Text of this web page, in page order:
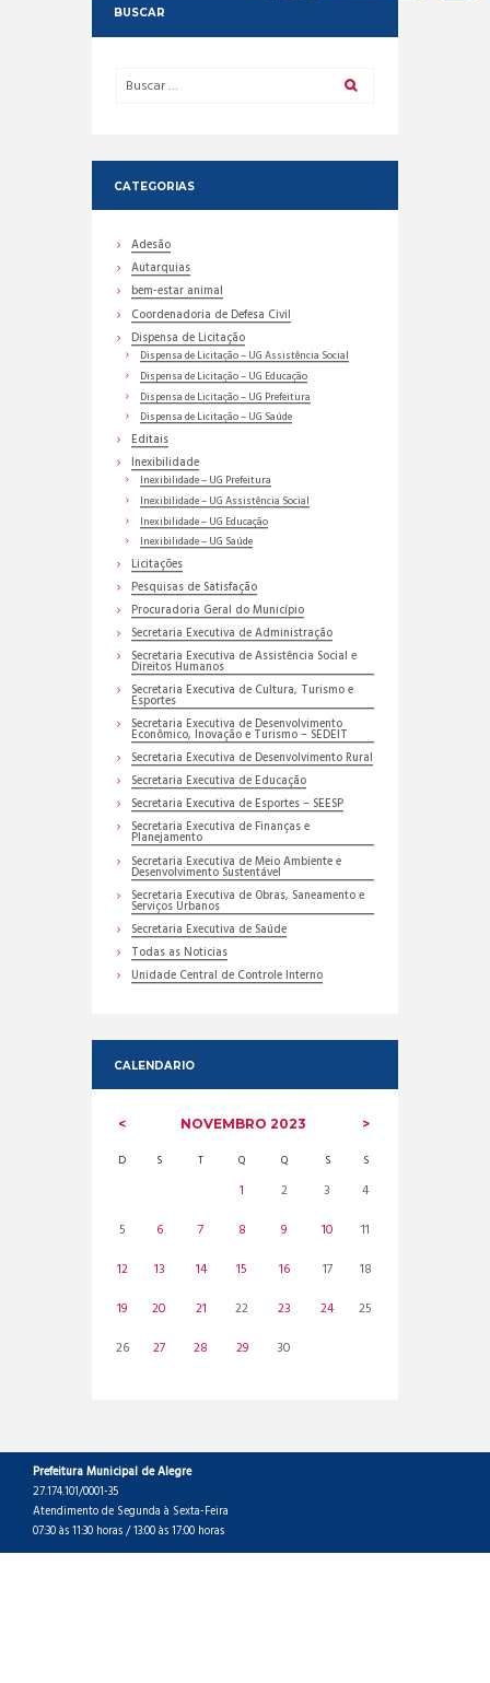
BUSCAR
CATEGORIAS
Adesão
Autarquias
bem-estar animal
Coordenadoria de Defesa Civil
Dispensa de Licitação
Dispensa de Licitação – UG Assistência Social
Dispensa de Licitação – UG Educação
Dispensa de Licitação – UG Prefeitura
Dispensa de Licitação – UG Saúde
Editais
Inexibilidade
Inexibilidade – UG Prefeitura
Inexibilidade – UG Assistência Social
Inexibilidade – UG Educação
Inexibilidade – UG Saúde
Licitações
Pesquisas de Satisfação
Procuradoria Geral do Município
Secretaria Executiva de Administração
Secretaria Executiva de Assistência Social e
Direitos Humanos
Secretaria Executiva de Cultura, Turismo e
Esportes
Secretaria Executiva de Desenvolvimento
Econômico, Inovação e Turismo – SEDEIT
Secretaria Executiva de Desenvolvimento Rural
Secretaria Executiva de Educação
Secretaria Executiva de Esportes – SEESP
Secretaria Executiva de Finanças e
Planejamento
Secretaria Executiva de Meio Ambiente e
Desenvolvimento Sustentável
Secretaria Executiva de Obras, Saneamento e
Serviços Urbanos
Secretaria Executiva de Saúde
Todas as Noticias
Unidade Central de Controle Interno
CALENDARIO
NOVEMBRO2023
D S T Q Q S S
1 2 3
4
5
6 7 8 9 10
11
12
13 14 15 16 17
18
19
20 21 22 23 24
25
26
27 28 29 30
Prefeitura Municipal de Alegre
27.174.101/0001-35
Atendimento de Segunda à Sexta-Feira
07:30 às 11:30 horas / 13:00 às 17:00 horas